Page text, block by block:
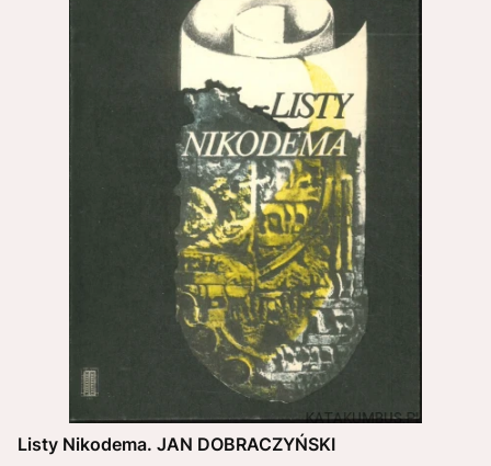
Listy Nikodema. JAN DOBRACZYŃSKI